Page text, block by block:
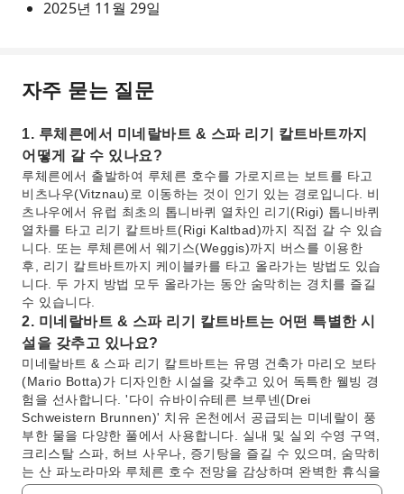
2025년 11월 29일
자주 묻는 질문
1. 루체른에서 미네랄바트 & 스파 리기 칼트바트까지
어떻게 갈 수 있나요?
루체른에서 출발하여 루체른 호수를 가로지르는 보트를 타고
비츠나우(Vitznau)로 이동하는 것이 인기 있는 경로입니다. 비
츠나우에서 유럽 최초의 톱니바퀴 열차인 리기(Rigi) 톱니바퀴
열차를 타고 리기 칼트바트(Rigi Kaltbad)까지 직접 갈 수 있습
니다. 또는 루체른에서 웨기스(Weggis)까지 버스를 이용한
후, 리기 칼트바트까지 케이블카를 타고 올라가는 방법도 있습
니다. 두 가지 방법 모두 올라가는 동안 숨막히는 경치를 즐길
수 있습니다.
2. 미네랄바트 & 스파 리기 칼트바트는 어떤 특별한 시
설을 갖추고 있나요?
미네랄바트 & 스파 리기 칼트바트는 유명 건축가 마리오 보타
(Mario Botta)가 디자인한 시설을 갖추고 있어 독특한 웰빙 경
험을 선사합니다. '다이 슈바이슈테른 브루넨(Drei
Schweistern Brunnen)' 치유 온천에서 공급되는 미네랄이 풍
부한 물을 다양한 풀에서 사용합니다. 실내 및 실외 수영 구역,
크리스탈 스파, 허브 사우나, 증기탕을 즐길 수 있으며, 숨막히
는 산 파노라마와 루체른 호수 전망을 감상하며 완벽한 휴식을
경험할 수 있습니다.